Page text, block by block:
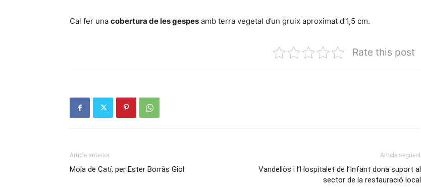
Cal fer una cobertura de les gespes amb terra vegetal d’un gruix aproximat d’1,5 cm.
Rate this post
Article anterior
Mola de Catí, per Ester Borràs Giol
Article següent
Vandellòs i l’Hospitalet de l’Infant dona suport al
sector de la restauració local